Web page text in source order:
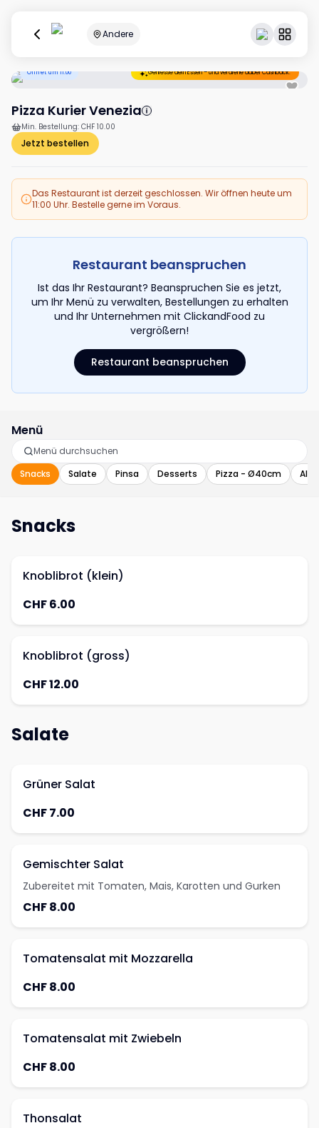
Andere
Öffnet um 11:00 Geniesse dein Essen – und verdiene dabei Cashback.
Pizza Kurier Venezia
Min. Bestellung: CHF 10.00
Jetzt bestellen
Das Restaurant ist derzeit geschlossen. Wir öffnen heute um
11:00 Uhr. Bestelle gerne im Voraus.
Restaurant beanspruchen
Ist das Ihr Restaurant? Beanspruchen Sie es jetzt,
um Ihr Menü zu verwalten, Bestellungen zu erhalten
und Ihr Unternehmen mit ClickandFood zu
vergrößern!
Restaurant beanspruchen
Menü
Snacks Salate Pinsa Desserts Pizza - Ø40cm
Snacks
Knoblibrot (klein)
CHF 6.00
Knoblibrot (gross)
CHF 12.00
Salate
Grüner Salat
CHF 7.00
Gemischter Salat
Zubereitet mit Tomaten, Mais, Karotten und Gurken
CHF 8.00
Tomatensalat mit Mozzarella
CHF 8.00
Tomatensalat mit Zwiebeln
CHF 8.00
Thonsalat